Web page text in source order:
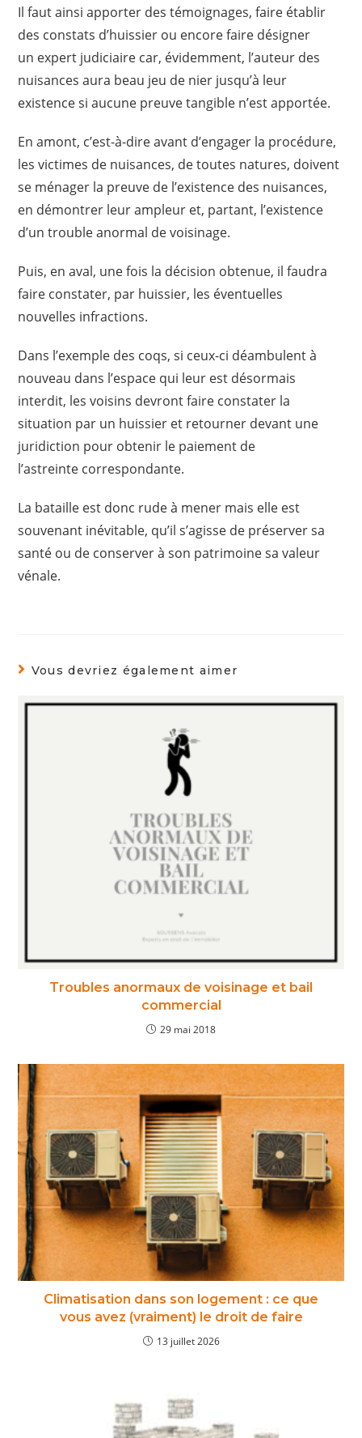
Il faut ainsi apporter des témoignages, faire établir
des constats d’huissier ou encore faire désigner
un expert judiciaire car, évidemment, l’auteur des
nuisances aura beau jeu de nier jusqu’à leur
existence si aucune preuve tangible n’est apportée.
En amont, c’est-à-dire avant d’engager la procédure,
les victimes de nuisances, de toutes natures, doivent
se ménager la preuve de l’existence des nuisances,
en démontrer leur ampleur et, partant, l’existence
d’un trouble anormal de voisinage.
Puis, en aval, une fois la décision obtenue, il faudra
faire constater, par huissier, les éventuelles
nouvelles infractions.
Dans l’exemple des coqs, si ceux-ci déambulent à
nouveau dans l’espace qui leur est désormais
interdit, les voisins devront faire constater la
situation par un huissier et retourner devant une
juridiction pour obtenir le paiement de
l’astreinte correspondante.
La bataille est donc rude à mener mais elle est
souvenant inévitable, qu’il s’agisse de préserver sa
santé ou de conserver à son patrimoine sa valeur
vénale.
Vous devriez également aimer
Troubles anormaux de voisinage et bail
commercial
29 mai 2018
Climatisation dans son logement : ce que
vous avez (vraiment) le droit de faire
13 juillet 2026